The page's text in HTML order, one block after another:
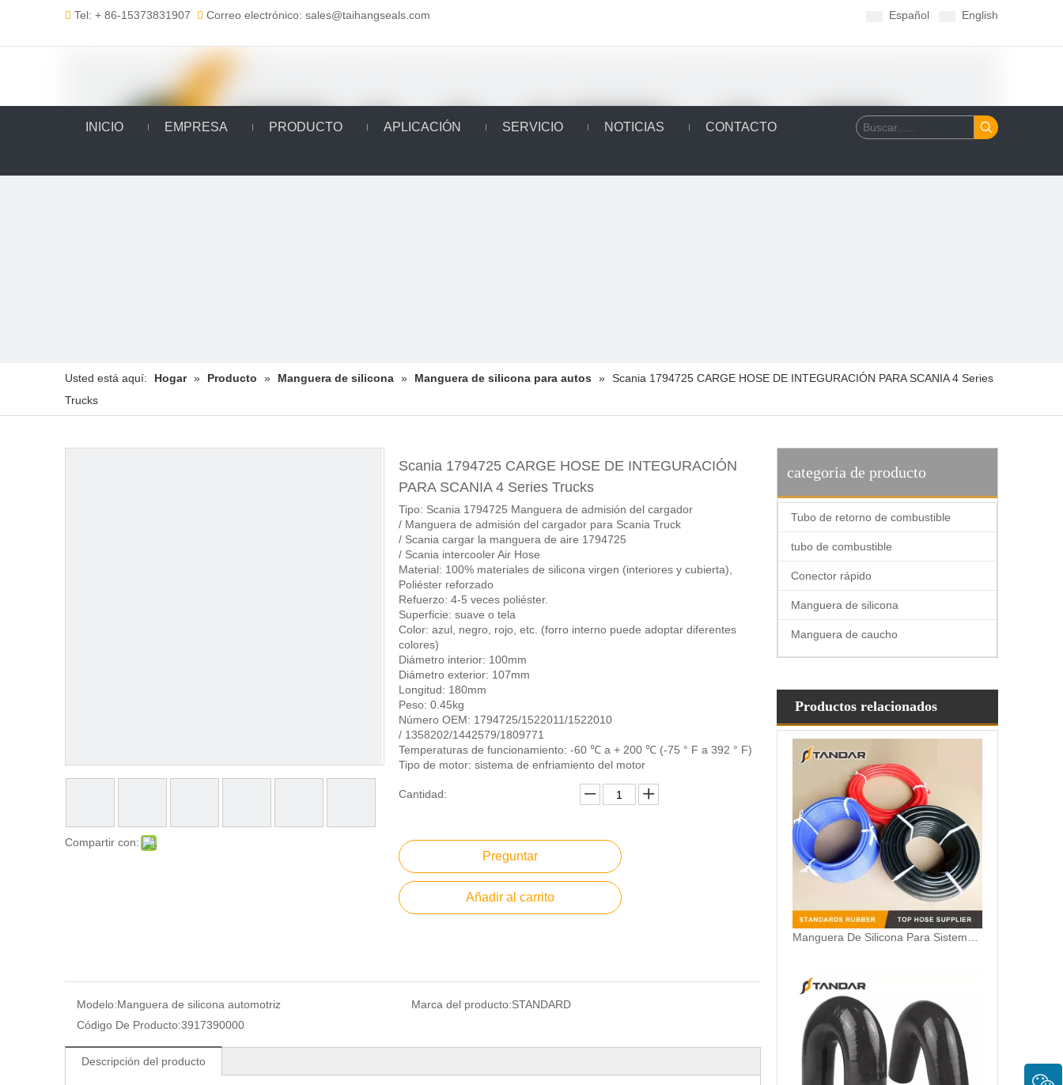
 Tel: + 86-15373831907  Correo electrónico: sales@taihangseals.com Español English
INICIO EMPRESA PRODUCTO APLICACIÓN SERVICIO NOTICIAS CONTACTO
Usted está aquí: Hogar » Producto » Manguera de silicona » Manguera de silicona para autos » Scania 1794725 CARGE HOSE DE INTEGURACIÓN PARA SCANIA 4 Series
Trucks
Compartir con:
Scania 1794725 CARGE HOSE DE INTEGURACIÓN
PARA SCANIA 4 Series Trucks
Tipo: Scania 1794725 Manguera de admisión del cargador
/ Manguera de admisión del cargador para Scania Truck
/ Scania cargar la manguera de aire 1794725
/ Scania intercooler Air Hose
Material: 100% materiales de silicona virgen (interiores y cubierta),
Poliéster reforzado
Refuerzo: 4-5 veces poliéster.
Superficie: suave o tela
Color: azul, negro, rojo, etc. (forro interno puede adoptar diferentes
colores)
Diámetro interior: 100mm
Diámetro exterior: 107mm
Longitud: 180mm
Peso: 0.45kg
Número OEM: 1794725/1522011/1522010
/ 1358202/1442579/1809771
Temperaturas de funcionamiento: -60 ℃ a + 200 ℃ (-75 ° F a 392 ° F)
Tipo de motor: sistema de enfriamiento del motor
Cantidad:
Preguntar
Añadir al carrito
Modelo:Manguera de silicona automotriz Marca del producto:STANDARD
Código De Producto:3917390000
Descripción del producto
categoria de producto
Tubo de retorno de combustible
tubo de combustible
Conector rápido
Manguera de silicona
Manguera de caucho
Productos relacionados